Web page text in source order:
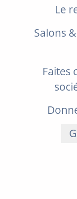
Le
Salons
Faites